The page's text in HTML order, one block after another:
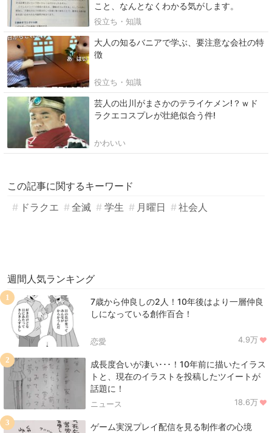
こと、なんとなくわかる気がします。
役立ち・知識
大人の知るバニアで学ぶ、要注意な会社の特
徴
役立ち・知識
芸人の出川がまさかのテライケメン!？ｗド
ラクエコスプレが壮絶似合う件!
かわいい
この記事に関するキーワード
ドラクエ
全滅 学生 月曜日 社会人
週間人気ランキング
7歳から仲良しの2人！10年後はより一層仲良
しになっている創作百合！
恋愛 4.9万
1
成長度合いが凄い･･･！10年前に描いたイラス
トと、現在のイラストを投稿したツイートが
話題に！
ニュース 18.6万
2
ゲーム実況プレイ配信を見る制作者の心境
3